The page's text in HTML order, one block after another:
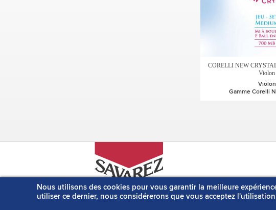
CORELLI NEW
Violon
Violon
Gamme Corelli
5, Avenue Barthélémy Thimonnier
BP 133 - 69643 Caluire et Cuire
Nous utilisons des cookies pour vous garantir la meilleure
utiliser ce dernier, nous considérerons que vous acceptez